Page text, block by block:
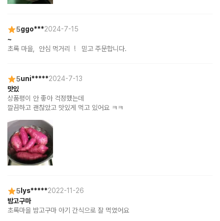
5ggo***2024-7-15
~
초록 마을,  안심 먹거리  !   믿고 주문합니다.
5uni*****2024-7-13
맛있
상품평이 안 좋아 걱정했는데
깔끔하고 괜찮았고 맛있게 먹고 있어요 ㅋㅋ
5 lys*****2022-11-26
밤고구마
초록마을 밤고구마 아기 간식으로 잘 먹였어요